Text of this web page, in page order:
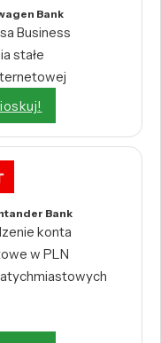
Bank
Business
stałe
Bank
konta
w PLN